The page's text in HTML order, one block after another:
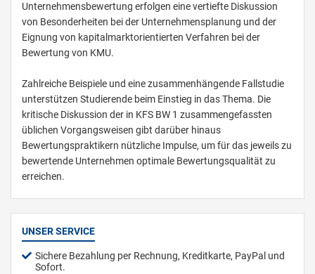
Unternehmensbewertung erfolgen eine vertiefte Diskussion
von Besonderheiten bei der Unternehmensplanung und der
Eignung von kapitalmarktorientierten Verfahren bei der
Bewertung von KMU.
Zahlreiche Beispiele und eine zusammenhängende Fallstudie
unterstützen Studierende beim Einstieg in das Thema. Die
kritische Diskussion der in KFS BW 1 zusammengefassten
üblichen Vorgangsweisen gibt darüber hinaus
Bewertungspraktikern nützliche Impulse, um für das jeweils zu
bewertende Unternehmen optimale Bewertungsqualität zu
erreichen.
UNSER SERVICE
Sichere Bezahlung per Rechnung, Kreditkarte, PayPal und
Sofort.